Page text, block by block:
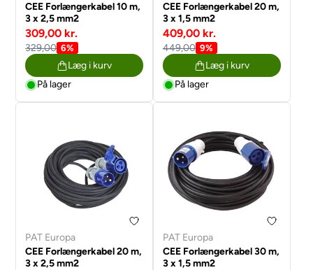
CEE Forlængerkabel 10 m,
3 x 2,5 mm2
309,00 kr.
329,00 6%
Læg i kurv
På lager
CEE Forlængerkabel 20 m,
3 x 1,5 mm2
409,00 kr.
449,00 9%
Læg i kurv
På lager
PAT Europa
CEE Forlængerkabel 20 m,
3 x 2,5 mm2
PAT Europa
CEE Forlængerkabel 30 m,
3 x 1,5 mm2